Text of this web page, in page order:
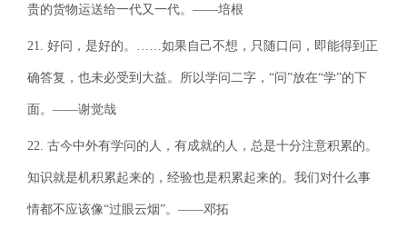
贵的货物运送给一代又一代。——培根
21. 好问，是好的。……如果自己不想，只随口问，即能得到正
确答复，也未必受到大益。所以学问二字，“问”放在“学”的下
面。——谢觉哉
22. 古今中外有学问的人，有成就的人，总是十分注意积累的。
知识就是机积累起来的，经验也是积累起来的。我们对什么事
情都不应该像“过眼云烟”。——邓拓